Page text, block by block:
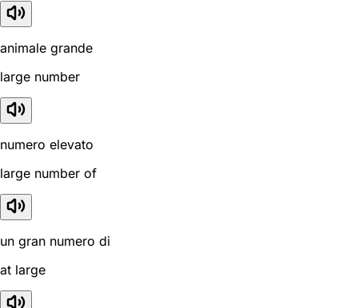
animale grande
large number
numero elevato
large number of
un gran numero di
at large